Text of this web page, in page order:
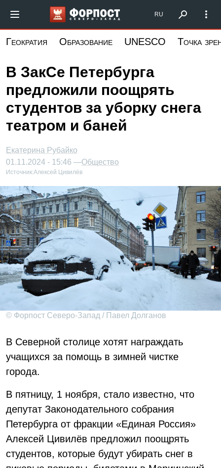
основному
Форпост Северо-Запад
RU
Геократия Образование UNESCO Точка
В ЗакСе Петербурга
предложили поощрять
студентов за уборку снега
театром и баней
Екатерина Рубайко
01.11.2024 - 15:46 —Общество
Источник:Алексей Цивилёв
© Форпост Северо-Запад / Павел Долганов
В Северной столице хотят награждать
учащихся за помощь в зимней чистке
города.
В пятницу, 1 ноября, стало известно, что
депутат Законодательного собрания
Петербурга от фракции «Единая Россия»
Алексей Цивилёв предложил поощрять
студентов, которые будут убирать снег в